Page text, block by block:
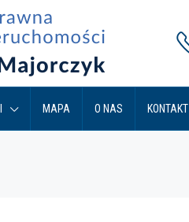
MAPA O NAS KONTAKT